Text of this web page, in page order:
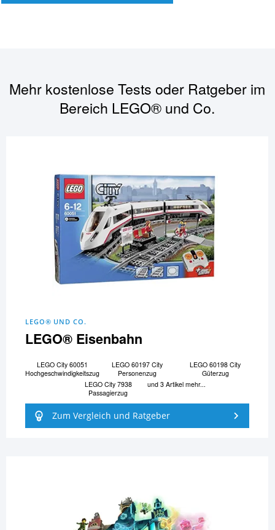
Mehr kostenlose Tests oder Ratgeber im
Bereich LEGO® und Co.
LEGO® UND CO.
LEGO® Eisenbahn
LEGO City 60051
Hochgeschwindigkeitszug
LEGO 60197 City
Personenzug
LEGO 60198 City
Güterzug
LEGO City 7938
Passagierzug
und 3 Artikel mehr...
Zum Vergleich und Ratgeber